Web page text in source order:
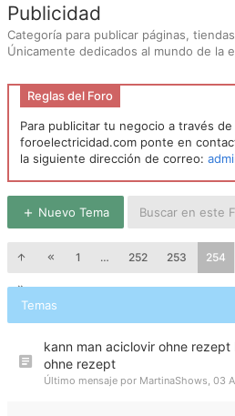
Publicidad
Categoría para publicar páginas,
Únicamente dedicados al mundo de la
Reglas del Foro
Para publicitar tu negocio a través
foroelectricidad.com ponte en
la siguiente dirección de correo:
Nuevo Tema
1 … 252 253 254
Temas
kann man aciclovir ohne
ohne rezept
Último mensaje por MartinaShows, 03